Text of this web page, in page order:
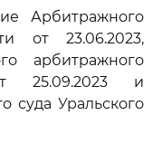
Арбитражного
от 23.06.2023,
арбитражного
25.09.2023 и
суда Уральского